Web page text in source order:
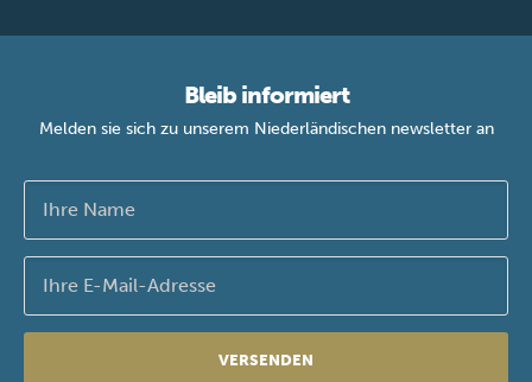
Bleib informiert
Melden sie sich zu unserem Niederländischen newsletter an
VERSENDEN